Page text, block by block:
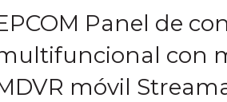
Panel de
con
móvil